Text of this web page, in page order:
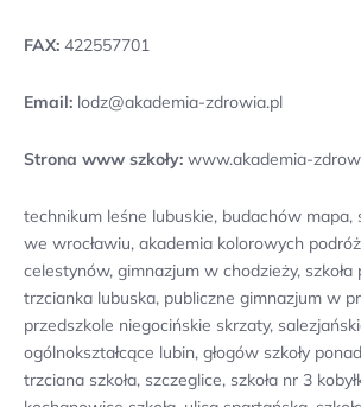
FAX: 422557701
Email: lodz@akademia-zdrowia.pl
Strona www szkoły: www.akademia-
technikum leśne lubuskie, budachów mapa,
we wrocławiu, akademia kolorowych
celestynów, gimnazjum w chodzieży,
trzcianka lubuska, publiczne gimnazjum w
przedszkole niegocińskie skrzaty,
ogólnokształcące lubin, głogów szkoły
trzciana szkoła, szczeglice, szkoła nr 3